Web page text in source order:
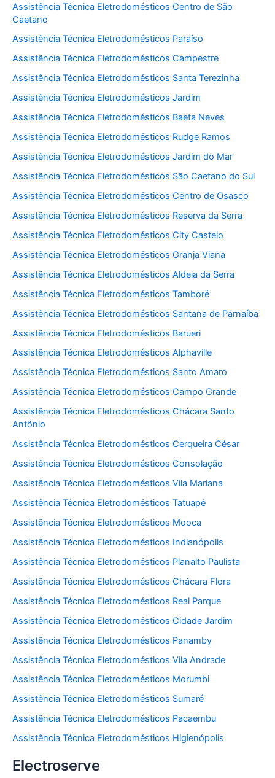
Assistência Técnica Eletrodomésticos Centro de São
Caetano
Assistência Técnica Eletrodomésticos Paraíso
Assistência Técnica Eletrodomésticos Campestre
Assistência Técnica Eletrodomésticos Santa Terezinha
Assistência Técnica Eletrodomésticos Jardim
Assistência Técnica Eletrodomésticos Baeta Neves
Assistência Técnica Eletrodomésticos Rudge Ramos
Assistência Técnica Eletrodomésticos Jardim do Mar
Assistência Técnica Eletrodomésticos São Caetano do Sul
Assistência Técnica Eletrodomésticos Centro de Osasco
Assistência Técnica Eletrodomésticos Reserva da Serra
Assistência Técnica Eletrodomésticos City Castelo
Assistência Técnica Eletrodomésticos Granja Viana
Assistência Técnica Eletrodomésticos Aldeia da Serra
Assistência Técnica Eletrodomésticos Tamboré
Assistência Técnica Eletrodomésticos Santana de Parnaíba
Assistência Técnica Eletrodomésticos Barueri
Assistência Técnica Eletrodomésticos Alphaville
Assistência Técnica Eletrodomésticos Santo Amaro
Assistência Técnica Eletrodomésticos Campo Grande
Assistência Técnica Eletrodomésticos Chácara Santo
Antônio
Assistência Técnica Eletrodomésticos Cerqueira César
Assistência Técnica Eletrodomésticos Consolação
Assistência Técnica Eletrodomésticos Vila Mariana
Assistência Técnica Eletrodomésticos Tatuapé
Assistência Técnica Eletrodomésticos Mooca
Assistência Técnica Eletrodomésticos Indianópolis
Assistência Técnica Eletrodomésticos Planalto Paulista
Assistência Técnica Eletrodomésticos Chácara Flora
Assistência Técnica Eletrodomésticos Real Parque
Assistência Técnica Eletrodomésticos Cidade Jardim
Assistência Técnica Eletrodomésticos Panamby
Assistência Técnica Eletrodomésticos Vila Andrade
Assistência Técnica Eletrodomésticos Morumbi
Assistência Técnica Eletrodomésticos Sumaré
Assistência Técnica Eletrodomésticos Pacaembu
Assistência Técnica Eletrodomésticos Higienópolis
Electroserve